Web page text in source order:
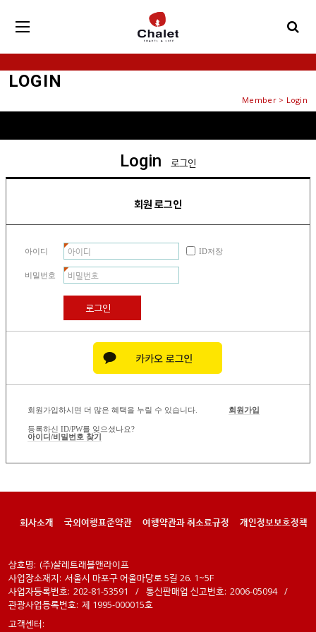
LOGIN
Member > Login
Login 로그인
회원 로그인
아이디 ID저장
비밀번호
로그인
회원가입하시면 더 많은 혜택을 누릴 수 있습니다. 회원가입
등록하신 ID/PW를 잊으셨나요?
아이디/비밀번호 찾기
회사소개 국외여행표준약관 여행약관과 취소료규정 개인정보보호정책
상호명: (주)샬레트래블앤라이프
사업장소재지: 서울시 마포구 어울마당로 5길 26. 1~5F
사업자등록번호: 202-81-53591 / 통신판매업 신고번호: 2006-05094 /
관광사업등록번호: 제 1995-000015호
고객센터: